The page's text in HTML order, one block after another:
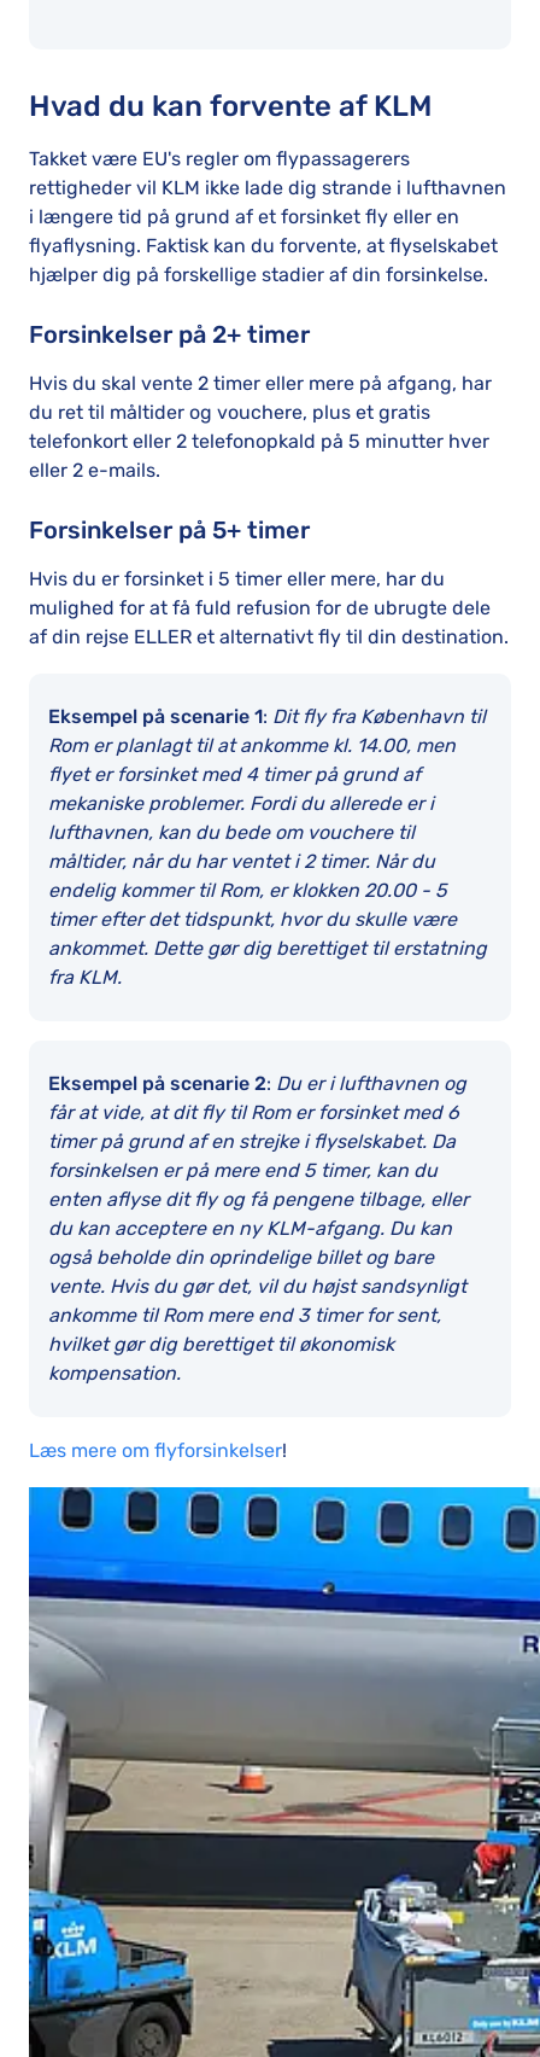
Hvad du kan forvente af KLM
Takket være EU's regler om flypassagerers
rettigheder vil KLM ikke lade dig strande i lufthavnen
i længere tid på grund af et forsinket fly eller en
flyaflysning. Faktisk kan du forvente, at flyselskabet
hjælper dig på forskellige stadier af din forsinkelse.
Forsinkelser på 2+ timer
Hvis du skal vente 2 timer eller mere på afgang, har
du ret til måltider og vouchere, plus et gratis
telefonkort eller 2 telefonopkald på 5 minutter hver
eller 2 e-mails.
Forsinkelser på 5+ timer
Hvis du er forsinket i 5 timer eller mere, har du
mulighed for at få fuld refusion for de ubrugte dele
af din rejse ELLER et alternativt fly til din destination.
Eksempel på scenarie 1: Dit fly fra København til
Rom er planlagt til at ankomme kl. 14.00, men
flyet er forsinket med 4 timer på grund af
mekaniske problemer. Fordi du allerede er i
lufthavnen, kan du bede om vouchere til
måltider, når du har ventet i 2 timer. Når du
endelig kommer til Rom, er klokken 20.00 - 5
timer efter det tidspunkt, hvor du skulle være
ankommet. Dette gør dig berettiget til erstatning
fra KLM.
Eksempel på scenarie 2: Du er i lufthavnen og
får at vide, at dit fly til Rom er forsinket med 6
timer på grund af en strejke i flyselskabet. Da
forsinkelsen er på mere end 5 timer, kan du
enten aflyse dit fly og få pengene tilbage, eller
du kan acceptere en ny KLM-afgang. Du kan
også beholde din oprindelige billet og bare
vente. Hvis du gør det, vil du højst sandsynligt
ankomme til Rom mere end 3 timer for sent,
hvilket gør dig berettiget til økonomisk
kompensation.
Læs mere om flyforsinkelser!